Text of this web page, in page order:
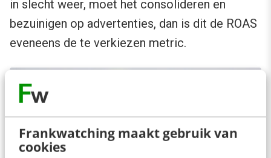
Frankwatching maakt gebruik van
cookies
in slecht weer, moet het consolideren en
bezuinigen op advertenties, dan is dit de ROAS
eveneens de te verkiezen metric.